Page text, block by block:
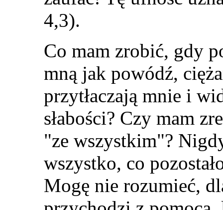
4,3).
Co mam zrobić, gdy
mną jak powódź,
przytłaczają mnie i
słabości? Czy mam
"ze wszystkim"?
wszystko, co
Mogę nie rozumieć,